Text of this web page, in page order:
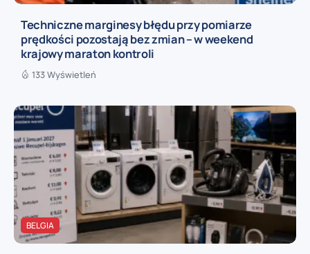
Techniczne marginesy błędu przy pomiarze
prędkości pozostają bez zmian – w weekend
krajowy maraton kontroli
133 Wyświetleń
BELGIA